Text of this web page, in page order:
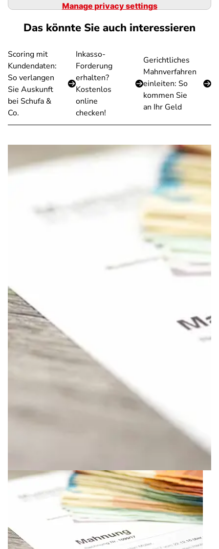
Manage privacy settings
Das könnte Sie auch interessieren
Scoring mit
Kundendaten:
So verlangen
Sie Auskunft
bei Schufa &
Co.
Inkasso-
Forderung
erhalten?
Kostenlos
online
checken!
Gerichtliches
Mahnverfahren
einleiten: So
kommen Sie
an Ihr Geld